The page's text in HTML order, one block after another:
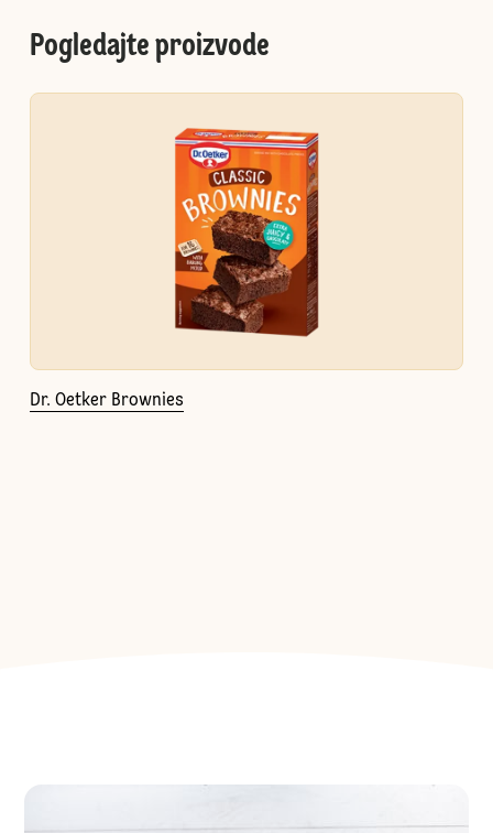
Pogledajte proizvode
Dr. Oetker Brownies